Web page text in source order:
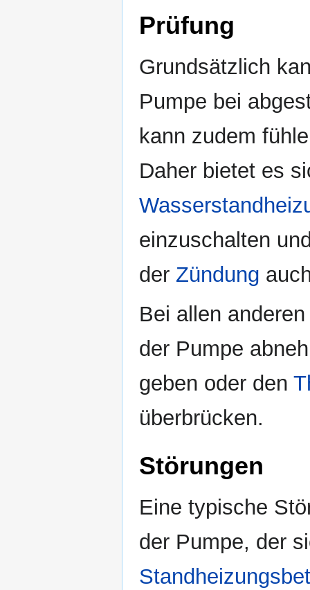
Prüfung
Grundsätzlich
Pumpe bei
kann zudem
Daher bietet es
einzuschalten
der Zündung
Bei allen
der Pumpe
geben oder den
überbrücken.
Störungen
Eine typische
der Pumpe, der